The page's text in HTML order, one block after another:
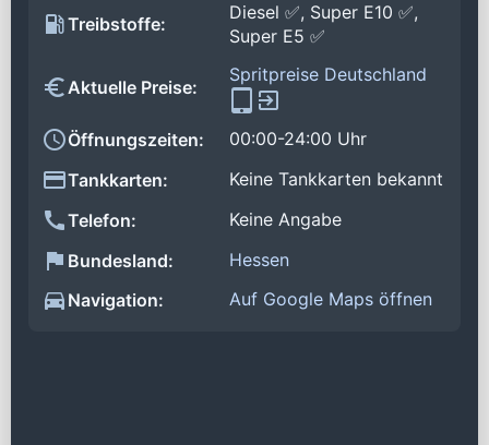
Treibstoffe:
Diesel ✅, Super E10 ✅,
Super E5 ✅
Aktuelle Preise:
Spritpreise Deutschland
Öffnungszeiten:
00:00-24:00 Uhr
Tankkarten:
Keine Tankkarten bekannt
Telefon:
Keine Angabe
Bundesland:
Hessen
Navigation:
Auf Google Maps öffnen